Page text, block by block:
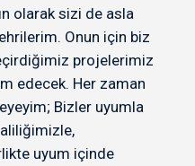
olarak sizi de asla
Onun için biz
projelerimiz
edecek. Her zaman
Bizler uyumla
uyum içinde